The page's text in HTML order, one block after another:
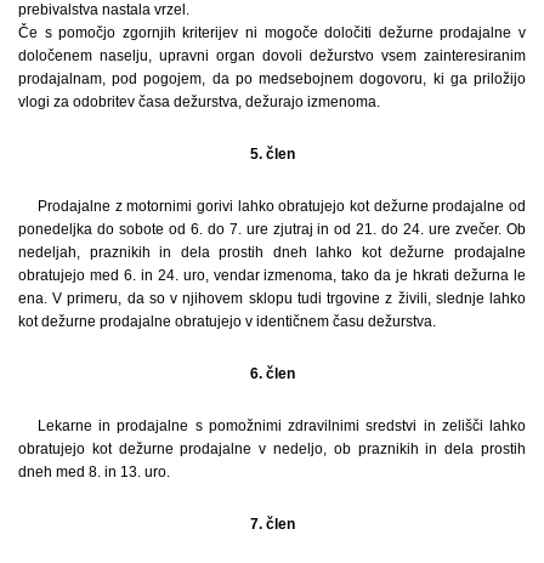
prebivalstva nastala vrzel.
Če s pomočjo zgornjih kriterijev ni mogoče določiti dežurne prodajalne v
določenem naselju, upravni organ dovoli dežurstvo vsem zainteresiranim
prodajalnam, pod pogojem, da po medsebojnem dogovoru, ki ga priložijo
vlogi za odobritev časa dežurstva, dežurajo izmenoma.
5. člen
Prodajalne z motornimi gorivi lahko obratujejo kot dežurne prodajalne od
ponedeljka do sobote od 6. do 7. ure zjutraj in od 21. do 24. ure zvečer. Ob
nedeljah, praznikih in dela prostih dneh lahko kot dežurne prodajalne
obratujejo med 6. in 24. uro, vendar izmenoma, tako da je hkrati dežurna le
ena. V primeru, da so v njihovem sklopu tudi trgovine z živili, slednje lahko
kot dežurne prodajalne obratujejo v identičnem času dežurstva.
6. člen
Lekarne in prodajalne s pomožnimi zdravilnimi sredstvi in zelišči lahko
obratujejo kot dežurne prodajalne v nedeljo, ob praznikih in dela prostih
dneh med 8. in 13. uro.
7. člen